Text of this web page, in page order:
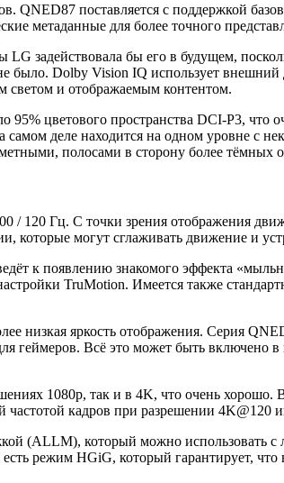
QNED87 поставляется с поддержкой
метаданные для более точного
задействовала бы его в будущем,
Dolby Vision IQ использует внешний
светом и отображаемым контентом.
95% цветового пространства DCI-P3,
деле находится на одном уровне с
полосами в сторону более тёмных
/ 120 Гц. С точки зрения отображения
которые могут сглаживать движение и
к появлению знакомого эффекта
TruMotion. Имеется также
низкая яркость отображения. Серия
геймеров. Всё это может быть включено
1080p, так и в 4K, что очень
кадров при разрешении 4K@120
(ALLM), который можно использовать
режим HGiG, который гарантирует, что